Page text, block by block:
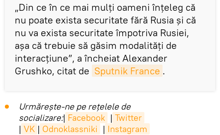
„Din ce în ce mai mulți oameni înțeleg că
nu poate exista securitate fără Rusia și că
nu va exista securitate împotriva Rusiei,
așa că trebuie să găsim modalități de
interacțiune”, a încheiat Alexander
Grushko, citat de Sputnik France .
Urmărește-ne pe rețelele de
socializare:| Facebook | Twitter
| VK | Odnoklassniki | Instagram